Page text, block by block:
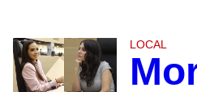
LOCAL